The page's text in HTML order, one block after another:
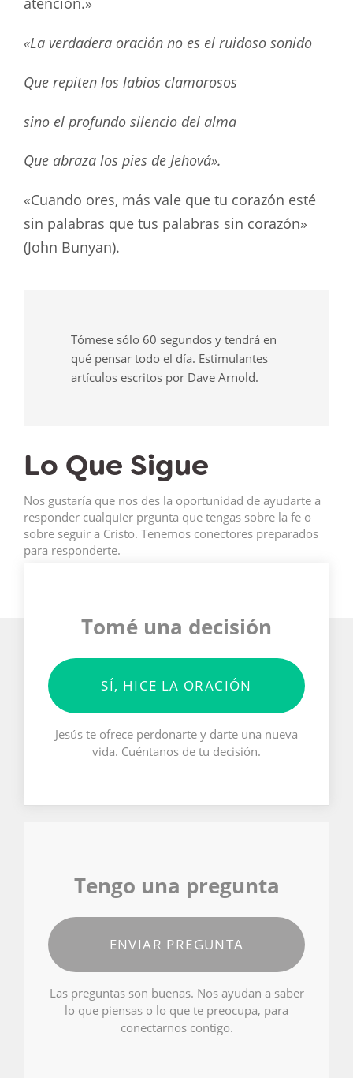
«La verdadera oración no es el ruidoso sonido
Que repiten los labios clamorosos
sino el profundo silencio del alma
Que abraza los pies de Jehová».
«Cuando ores, más vale que tu corazón esté
sin palabras que tus palabras sin corazón»
(John Bunyan).
Tómese sólo 60 segundos y tendrá en
qué pensar todo el día. Estimulantes
artículos escritos por Dave Arnold.
Lo Que Sigue
Nos gustaría que nos des la oportunidad de ayudarte a
responder cualquier prgunta que tengas sobre la fe o
sobre seguir a Cristo. Tenemos conectores preparados
para responderte.
Tomé una decisión
SÍ, HICE LA ORACIÓN
Jesús te ofrece perdonarte y darte una nueva
vida. Cuéntanos de tu decisión.
Tengo una pregunta
ENVIAR PREGUNTA
Las preguntas son buenas. Nos ayudan a saber
lo que piensas o lo que te preocupa, para
conectarnos contigo.